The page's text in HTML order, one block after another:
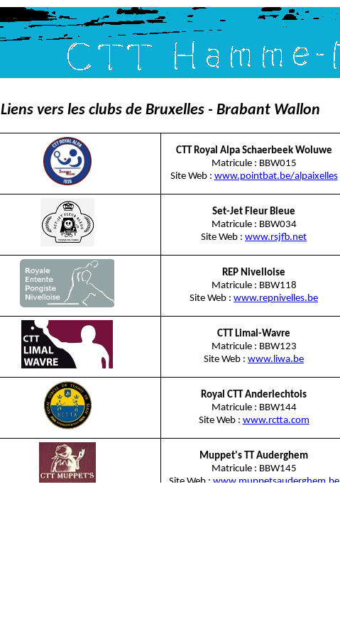
Liens vers les clubs de Bruxelles - Brabant Wallon
CTT Royal Alpa Schaerbeek Woluwe
Matricule : BBW015
Site Web : www.pointbat.be/alpaixelles
Set-Jet Fleur Bleue
Matricule : BBW034
Site Web : www.rsjfb.net
REP Nivelloise
Matricule : BBW118
Site Web : www.repnivelles.be
CTT Limal-Wavre
Matricule : BBW123
Site Web : www.liwa.be
Royal CTT Anderlechtois
Matricule : BBW144
Site Web : www.rctta.com
Muppet's TT Auderghem
Matricule : BBW145
Site Web : www.muppetsauderghem.be